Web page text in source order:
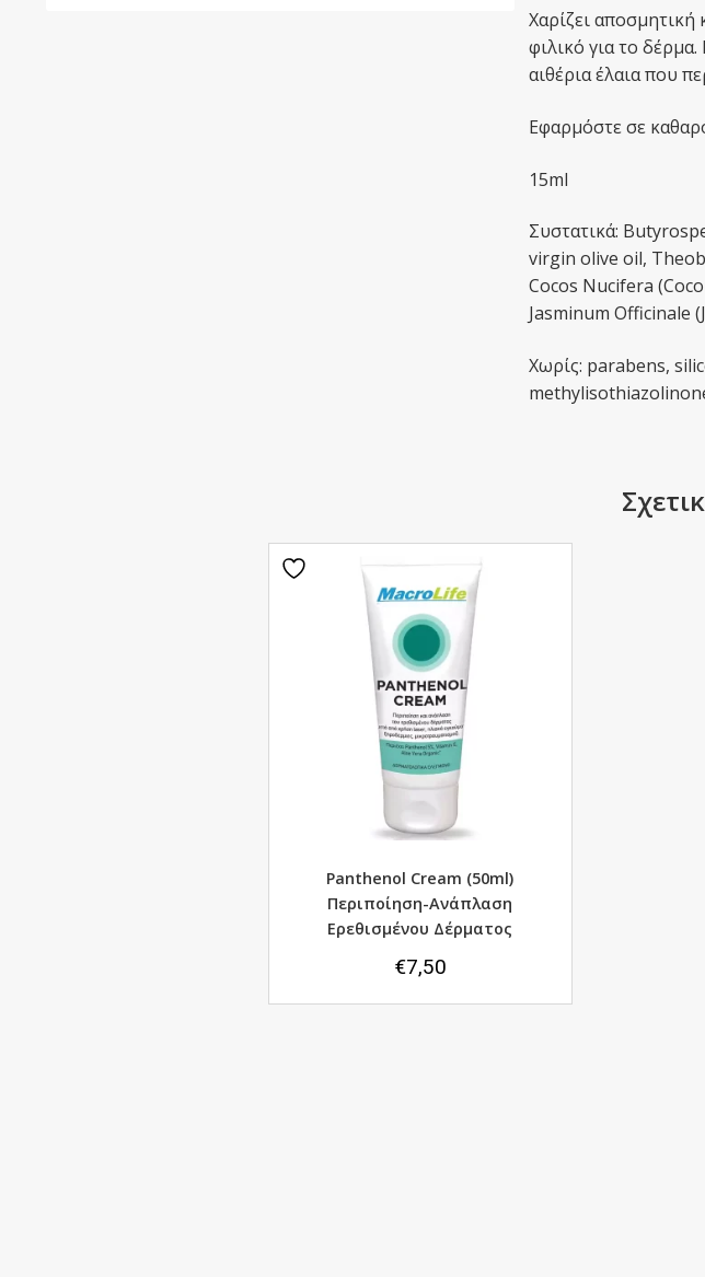
Χαρίζει αποσμητική
φιλικό για το
αιθέρια έλαια που
Εφαρμόστε σε
15ml
Συστατικά:
virgin olive oil,
Cocos Nucifera
Jasminum Officinale
Χωρίς: parabens,
Panthenol Cream (50ml)
Περιποίηση-Ανάπλαση
Ερεθισμένου Δέρματος
€7,50